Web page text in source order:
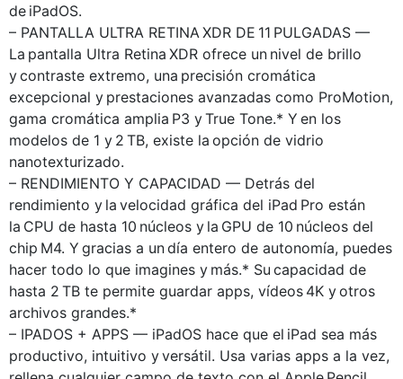
de iPadOS.
– PANTALLA ULTRA RETINA XDR DE 11 PULGADAS —
La pantalla Ultra Retina XDR ofrece un nivel de brillo
y contraste extremo, una precisión cromática
excepcional y prestaciones avanzadas como ProMotion,
gama cromática amplia P3 y True Tone.* Y en los
modelos de 1 y 2 TB, existe la opción de vidrio
nanotexturizado.
– RENDIMIENTO Y CAPACIDAD — Detrás del
rendimiento y la velocidad gráfica del iPad Pro están
la CPU de hasta 10 núcleos y la GPU de 10 núcleos del
chip M4. Y gracias a un día entero de autonomía, puedes
hacer todo lo que imagines y más.* Su capacidad de
hasta 2 TB te permite guardar apps, vídeos 4K y otros
archivos grandes.*
– IPADOS + APPS — iPadOS hace que el iPad sea más
productivo, intuitivo y versátil. Usa varias apps a la vez,